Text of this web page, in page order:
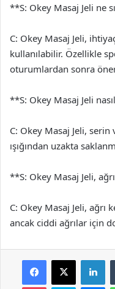
**S: Okey Masaj Jeli ne
C: Okey Masaj Jeli,
kullanılabilir. Özellikle
oturumlardan sonra
**S: Okey Masaj Jeli
C: Okey Masaj Jeli,
ışığından uzakta
**S: Okey Masaj Jeli,
C: Okey Masaj Jeli, ağrı
ancak ciddi ağrılar için
Facebook
X
Pocket Skype